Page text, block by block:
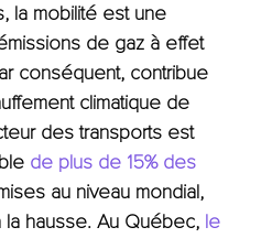
la mobilité est une
de gaz à effet
conséquent, contribue
climatique de
des transports est
de plus de 15% des
au niveau mondial,
hausse. Au Québec, le